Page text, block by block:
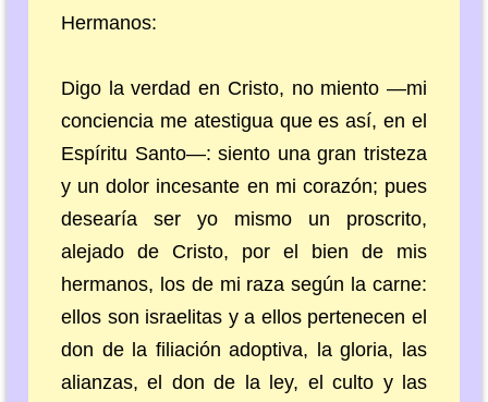
Hermanos:
Digo la verdad en Cristo, no miento —mi
conciencia me atestigua que es así, en el
Espíritu Santo—: siento una gran tristeza
y un dolor incesante en mi corazón; pues
desearía ser yo mismo un proscrito,
alejado de Cristo, por el bien de mis
hermanos, los de mi raza según la carne:
ellos son israelitas y a ellos pertenecen el
don de la filiación adoptiva, la gloria, las
alianzas, el don de la ley, el culto y las